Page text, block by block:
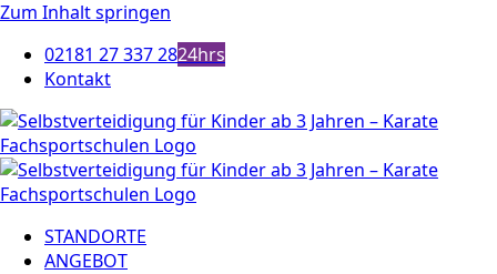
Zum Inhalt springen
02181 27 337 2824hrs
Kontakt
STANDORTE
ANGEBOT